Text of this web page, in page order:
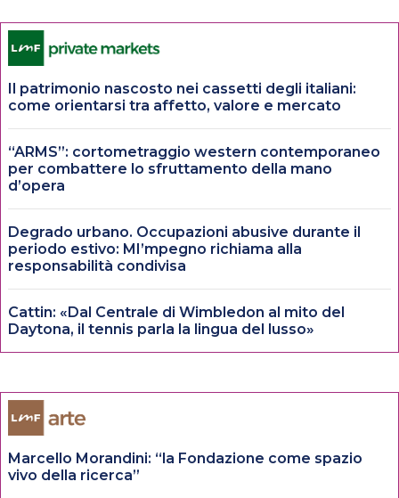
Il patrimonio nascosto nei cassetti degli italiani:
come orientarsi tra affetto, valore e mercato
“ARMS”: cortometraggio western contemporaneo
per combattere lo sfruttamento della mano
d’opera
Degrado urbano. Occupazioni abusive durante il
periodo estivo: MI’mpegno richiama alla
responsabilità condivisa
Cattin: «Dal Centrale di Wimbledon al mito del
Daytona, il tennis parla la lingua del lusso»
Marcello Morandini: “la Fondazione come spazio
vivo della ricerca”